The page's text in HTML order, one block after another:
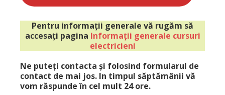
Pentru informații generale vă rugăm să
accesați pagina Informații generale cursuri
electricieni
Ne puteți contacta și folosind formularul de
contact de mai jos. In timpul săptămânii vă
vom răspunde în cel mult 24 ore.